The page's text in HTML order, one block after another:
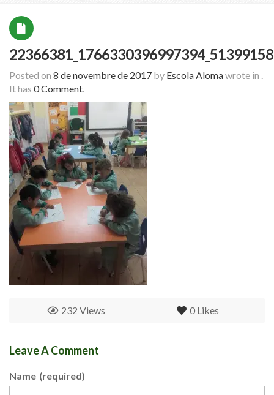
Posted on 8 de novembre de 2017 by Escola Alomawrote in .
It has 0 Comment.
0 Likes
232 Views
Leave A Comment
Name (required)